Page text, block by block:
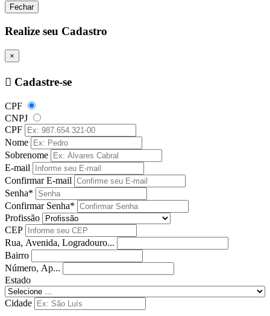
Fechar
Realize seu Cadastro
×
Cadastre-se
CPF
CNPJ
CPF
Nome
Sobrenome
E-mail
Confirmar E-mail
Senha*
Confirmar Senha*
Profissão
CEP
Rua, Avenida, Logradouro...
Bairro
Número, Ap...
Estado
Cidade